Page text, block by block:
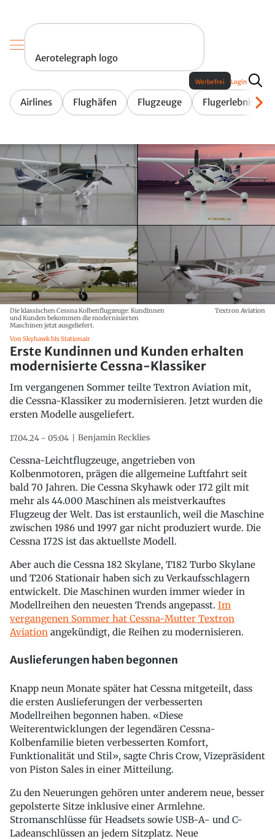
Aerotelegraph logo
Airlines Flughäfen Flugzeuge Flugerlebnis
Werbefrei Login
Die klassischen Cessna Kolbenflugzeuge: Kundinnen
und Kunden bekommen die modernisierten
Maschinen jetzt ausgeliefert.
Textron Aviation
Von Skyhawk bis Stationair
Erste Kundinnen und Kunden erhalten
modernisierte Cessna-Klassiker
Im vergangenen Sommer teilte Textron Aviation mit,
die Cessna-Klassiker zu modernisieren. Jetzt wurden die
ersten Modelle ausgeliefert.
17.04.24 - 05:04 Benjamin Recklies
Cessna-Leichtflugzeuge, angetrieben von
Kolbenmotoren, prägen die allgemeine Luftfahrt seit
bald 70 Jahren. Die Cessna Skyhawk oder 172 gilt mit
mehr als 44.000 Maschinen als meistverkauftes
Flugzeug der Welt. Das ist erstaunlich, weil die Maschine
zwischen 1986 und 1997 gar nicht produziert wurde. Die
Cessna 172S ist das aktuellste Modell.
Aber auch die Cessna 182 Skylane, T182 Turbo Skylane
und T206 Stationair haben sich zu Verkaufsschlagern
entwickelt. Die Maschinen wurden immer wieder in
Modellreihen den neuesten Trends angepasst. Im
vergangenen Sommer hat Cessna-Mutter Textron
Aviation angekündigt, die Reihen zu modernisieren.
Auslieferungen haben begonnen
Knapp neun Monate später hat Cessna mitgeteilt, dass
die ersten Auslieferungen der verbesserten
Modellreihen begonnen haben. «Diese
Weiterentwicklungen der legendären Cessna-
Kolbenfamilie bieten verbesserten Komfort,
Funktionalität und Stil», sagte Chris Crow, Vizepräsident
von Piston Sales in einer Mitteilung.
Zu den Neuerungen gehören unter anderem neue, besser
gepolsterte Sitze inklusive einer Armlehne.
Stromanschlüsse für Headsets sowie USB-A- und C-
Ladeanschlüssen an jedem Sitzplatz. Neue